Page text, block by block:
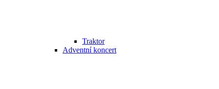
Traktor
Adventní koncert